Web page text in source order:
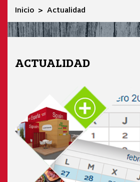
Inicio Actualidad
ACTUALIDAD